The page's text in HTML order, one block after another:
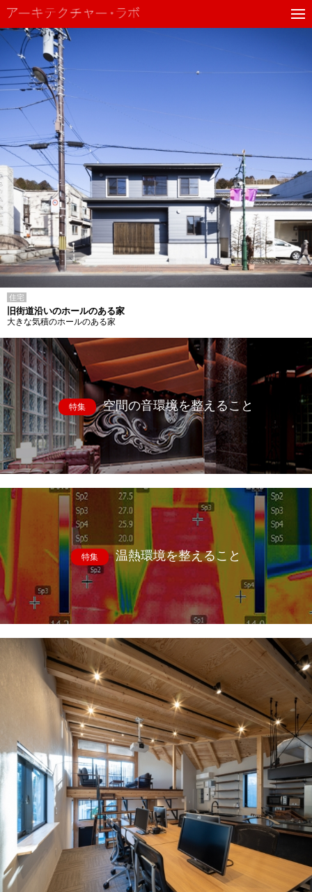
住宅
旧街道沿いのホールのある家
大きな気積のホールのある家
特集 空間の音環境を整えること
特集 温熱環境を整えること